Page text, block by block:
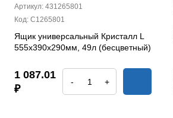
Артикул: 431265801
Код: С1265801
Ящик универсальный Кристалл L
555х390х290мм, 49л (бесцветный)
1 087.01
₽
- +